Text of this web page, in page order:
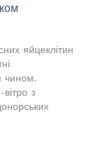
яйцеклітин
чином.
з